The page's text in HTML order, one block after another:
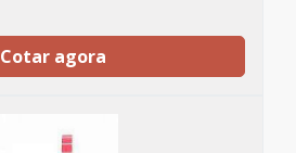
Cotar agora